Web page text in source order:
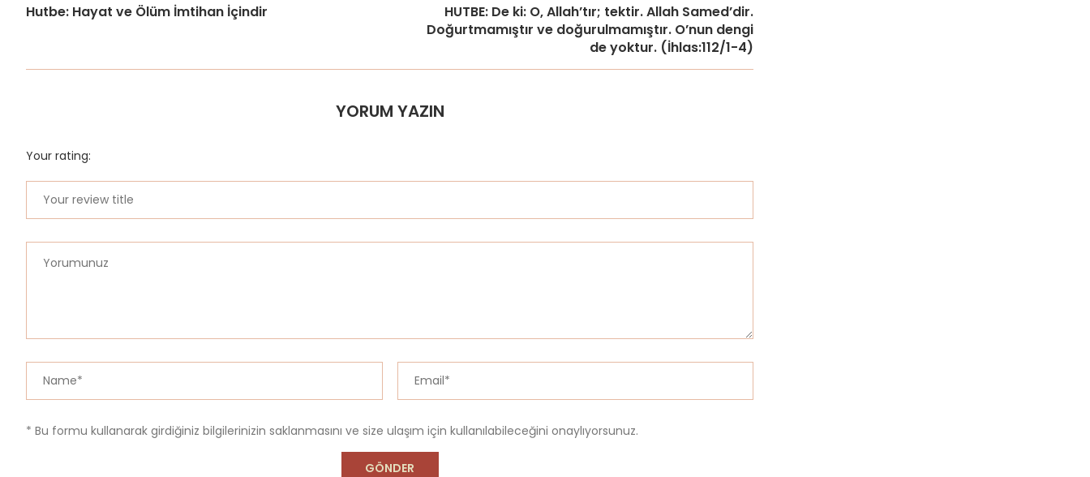
Hutbe: Hayat ve Ölüm İmtihan İçindir
HUTBE: De ki: O, Allah’tır; tektir. Allah Samed’dir.
Doğurtmamıştır ve doğurulmamıştır. O’nun dengi
de yoktur. (İhlas:112/1-4)
YORUM YAZIN
Your rating:
* Bu formu kullanarak girdiğiniz bilgilerinizin saklanmasını ve size ulaşım için kullanılabileceğini onaylıyorsunuz.